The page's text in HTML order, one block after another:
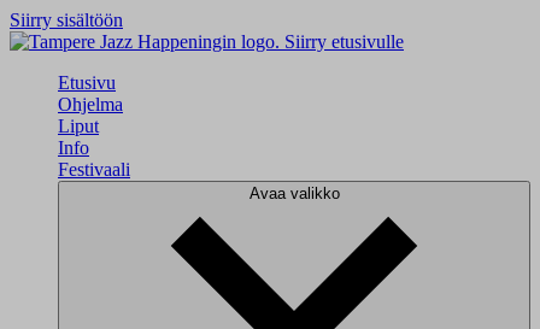
Siirry sisältöön
Siirry etusivulle
Etusivu
Ohjelma
Liput
Info
Festivaali
Avaa valikko